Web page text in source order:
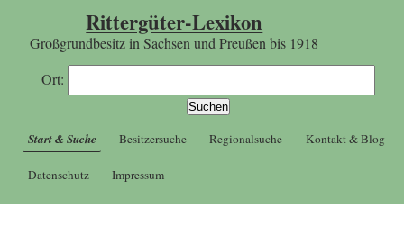
Rittergüter-Lexikon
Großgrundbesitz in Sachsen und Preußen bis 1918
Ort:
Start & Suche Besitzersuche Regionalsuche Kontakt & Blog
Datenschutz Impressum